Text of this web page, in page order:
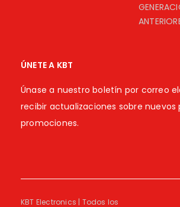
ÚNETE A KBT
Únase a nuestro boletín por correo
recibir actualizaciones sobre nuevos
promociones.
KBT Electronics | Todos los